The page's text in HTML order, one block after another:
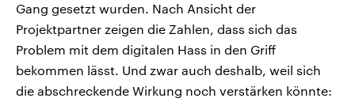
Gang gesetzt wurden. Nach Ansicht der
Projektpartner zeigen die Zahlen, dass sich das
Problem mit dem digitalen Hass in den Griff
bekommen lässt. Und zwar auch deshalb, weil sich
die abschreckende Wirkung noch verstärken könnte: